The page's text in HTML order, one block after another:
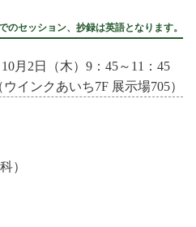
のセッション、抄録は英語となります。
10月2日（木）9：45～11：45
インクあいち7F 展示場705）
）